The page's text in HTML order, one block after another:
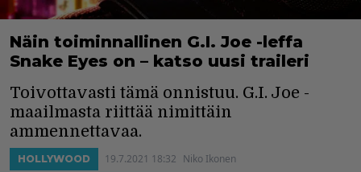
Näin toiminnallinen G.I. Joe -leffa
Snake Eyes on – katso uusi traileri
Toivottavasti tämä onnistuu. G.I. Joe -
maailmasta riittää nimittäin
ammennettavaa.
HOLLYWOOD 19.7.2021 18:32 Niko Ikonen